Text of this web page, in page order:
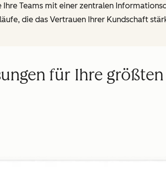
Ihre Teams mit einer zentralen
die das Vertrauen Ihrer Kundschaft
für Ihre